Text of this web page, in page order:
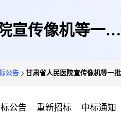
宣传像机等一批
公告 甘肃省人民医院宣传像机等一
公告 重新招标 中标通知